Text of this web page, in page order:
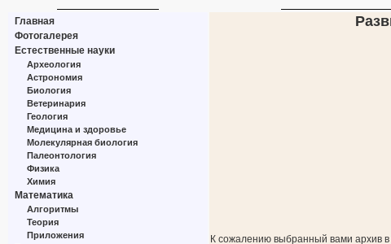
Главная
Фотогалерея
Естественные науки
Археология
Астрономия
Биология
Ветеринария
Геология
Медицина и здоровье
Молекулярная биология
Палеонтология
Физика
Химия
Математика
Алгоритмы
Теория
Приложения
К сожалению выбранный вами архив